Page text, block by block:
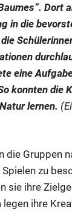
Dort
in die
eine
konnten die
lernen.
die Gruppen
zu
sie ihre
ihre